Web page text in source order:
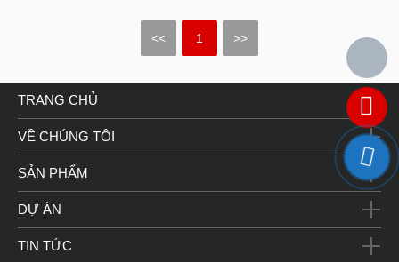
<< 1 >>
TRANG CHỦ
VỀ CHÚNG TÔI
SẢN PHẨM
DỰ ÁN
TIN TỨC